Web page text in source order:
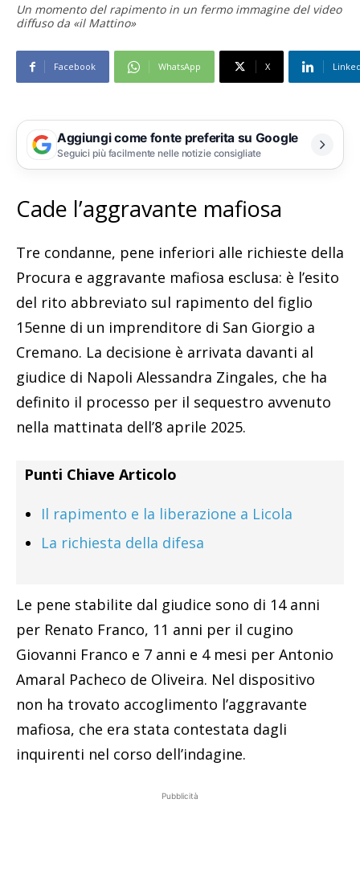
Un momento del rapimento in un fermo immagine del video
diffuso da «il Mattino»
Facebook WhatsApp X
Aggiungi come fonte preferita su Google
Seguici più facilmente nelle notizie consigliate
Cade l’aggravante mafiosa
Tre condanne, pene inferiori alle richieste della
Procura e aggravante mafiosa esclusa: è l’esito
del rito abbreviato sul rapimento del figlio
15enne di un imprenditore di San Giorgio a
Cremano. La decisione è arrivata davanti al
giudice di Napoli Alessandra Zingales, che ha
definito il processo per il sequestro avvenuto
nella mattinata dell’8 aprile 2025.
Punti Chiave Articolo
Il rapimento e la liberazione a Licola
La richiesta della difesa
Le pene stabilite dal giudice sono di 14 anni
per Renato Franco, 11 anni per il cugino
Giovanni Franco e 7 anni e 4 mesi per Antonio
Amaral Pacheco de Oliveira. Nel dispositivo
non ha trovato accoglimento l’aggravante
mafiosa, che era stata contestata dagli
inquirenti nel corso dell’indagine.
Pubblicità